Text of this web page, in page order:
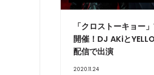
「クロストーキョー
開催！DJ AKiと
配信で出演
2020.11.24